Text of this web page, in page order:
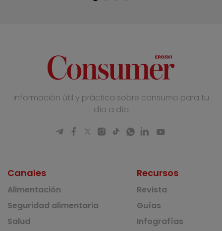
Información útil y práctica sobre consumo para tu
día a día
Canales
Alimentación
Seguridad alimentaria
Salud
Recursos
Revista
Guías
Infografías